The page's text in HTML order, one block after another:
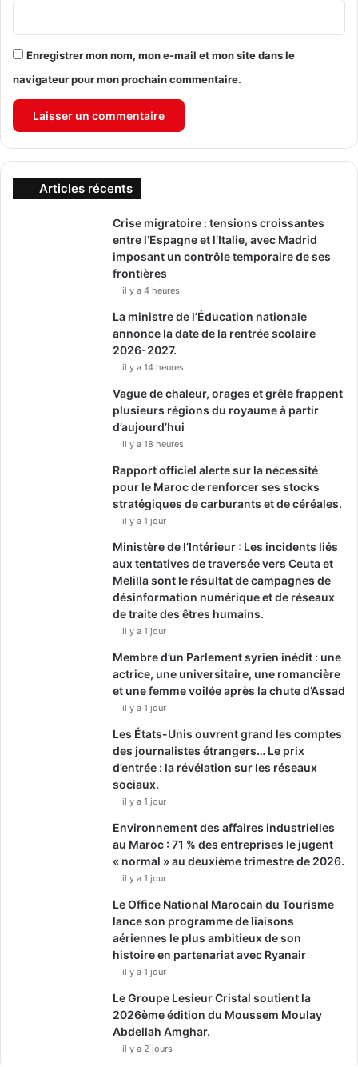
Enregistrer mon nom, mon e-mail et mon site dans le
navigateur pour mon prochain commentaire.
Articles récents
Crise migratoire : tensions croissantes
entre l’Espagne et l’Italie, avec Madrid
imposant un contrôle temporaire de ses
frontières
il y a 4 heures
La ministre de l’Éducation nationale
annonce la date de la rentrée scolaire
2026-2027.
il y a 14 heures
Vague de chaleur, orages et grêle frappent
plusieurs régions du royaume à partir
d’aujourd’hui
il y a 18 heures
Rapport officiel alerte sur la nécessité
pour le Maroc de renforcer ses stocks
stratégiques de carburants et de céréales.
il y a 1 jour
Ministère de l’Intérieur : Les incidents liés
aux tentatives de traversée vers Ceuta et
Melilla sont le résultat de campagnes de
désinformation numérique et de réseaux
de traite des êtres humains.
il y a 1 jour
Membre d’un Parlement syrien inédit : une
actrice, une universitaire, une romancière
et une femme voilée après la chute d’Assad
il y a 1 jour
Les États-Unis ouvrent grand les comptes
des journalistes étrangers… Le prix
d’entrée : la révélation sur les réseaux
sociaux.
il y a 1 jour
Environnement des affaires industrielles
au Maroc : 71 % des entreprises le jugent
« normal » au deuxième trimestre de 2026.
il y a 1 jour
Le Office National Marocain du Tourisme
lance son programme de liaisons
aériennes le plus ambitieux de son
histoire en partenariat avec Ryanair
il y a 1 jour
Le Groupe Lesieur Cristal soutient la
2026ème édition du Moussem Moulay
Abdellah Amghar.
il y a 2 jours